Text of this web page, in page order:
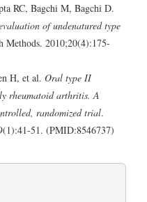
RC, Bagchi M, Bagchi D.
of undenatured type
Methods. 2010;20(4):175-
H, et al. Oral type II
rheumatoid arthritis. A
randomized trial.
51. (PMID:8546737)